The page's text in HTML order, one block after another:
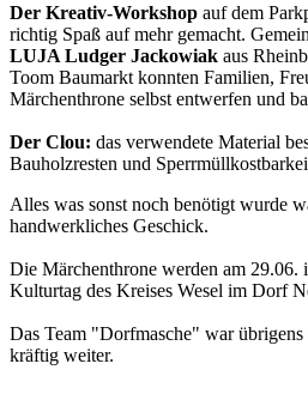
Der Kreativ-Workshop auf dem
richtig Spaß auf mehr gemacht.
LUJA Ludger Jackowiak aus
Toom Baumarkt konnten Familien,
Märchenthrone selbst entwerfen und
Der Clou: das verwendete Material
Bauholzresten und
Alles was sonst noch benötigt wurde
handwerkliches Geschick.
Die Märchenthrone werden am 29.06.
Kulturtag des Kreises Wesel im Dorf
Das Team "Dorfmasche" war
kräftig weiter.